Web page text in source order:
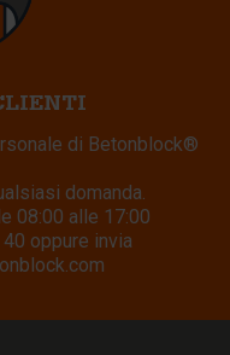
di Betonblock®
domanda.
08:00 alle 17:00
oppure invia